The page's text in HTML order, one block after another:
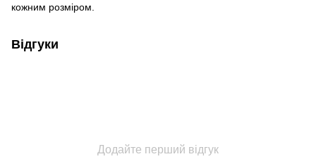
кожним розміром.
Відгуки
Додайте перший відгук